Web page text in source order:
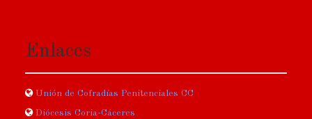
Enlaces
Unión de Cofradías Penitenciales CC
Diócesis Coria-Cáceres